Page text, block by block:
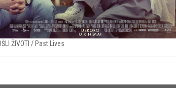
ŽIVOTI / Past Lives